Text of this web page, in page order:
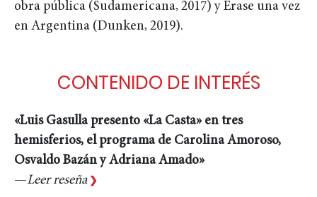
obra pública (Sudamericana, 2017) y Érase una vez
en Argentina (Dunken, 2019).
CONTENIDO DE INTERÉS
«Luis Gasulla presento «La Casta» en tres
hemisferios, el programa de Carolina Amoroso,
Osvaldo Bazán y Adriana Amado»
Leer reseña